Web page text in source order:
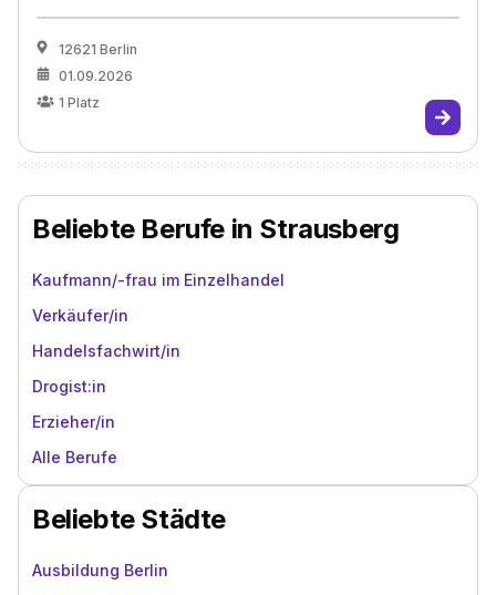
12621 Berlin
01.09.2026
1 Platz
Beliebte Berufe in Strausberg
Kaufmann/-frau im Einzelhandel
Verkäufer/in
Handelsfachwirt/in
Drogist:in
Erzieher/in
Alle Berufe
Beliebte Städte
Ausbildung Berlin